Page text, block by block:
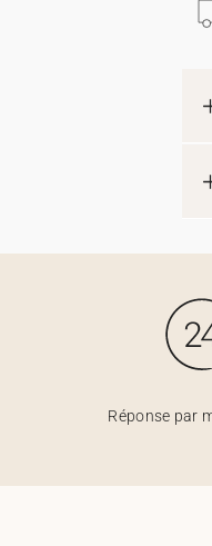
Réponse par